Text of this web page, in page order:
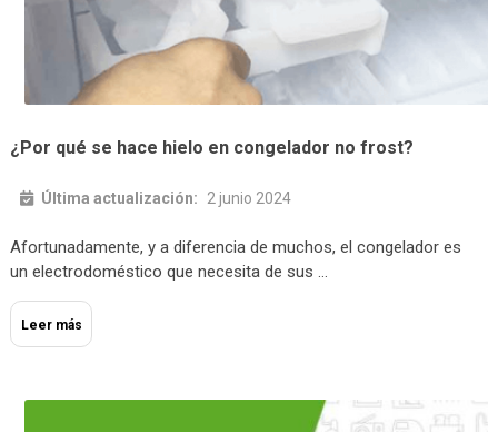
¿Por qué se hace hielo en congelador no frost?
Última actualización: 2 junio 2024
Afortunadamente, y a diferencia de muchos, el congelador es
un electrodoméstico que necesita de sus …
Leer más